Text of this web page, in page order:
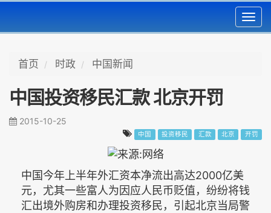
首页 时政 中国新闻
中国投资移民汇款 北京开罚
2015-10-25
中国 投资移民 汇款 北京 开罚
中国今年上半年外汇资本净流出高达2000亿美
元，尤其一些富人为因应人民币贬值，纷纷将钱
汇出境外购房和办理投资移民，引起北京当局警